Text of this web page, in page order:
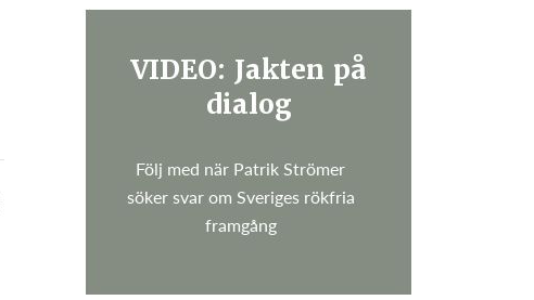
VIDEO: Jakten på
dialog
Följ med när Patrik Strömer
söker svar om Sveriges rökfria
framgång